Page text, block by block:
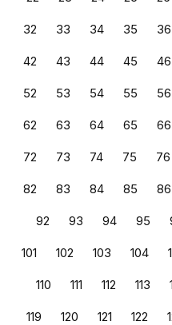
32 33 34 35 36
42 43 44 45 46
52 53 54 55 56
62 63 64 65 66
72 73 74 75 76
82 83 84 85 86
92 93 94 95
101 102 103 104
110 111 112 113
119 120 121 122